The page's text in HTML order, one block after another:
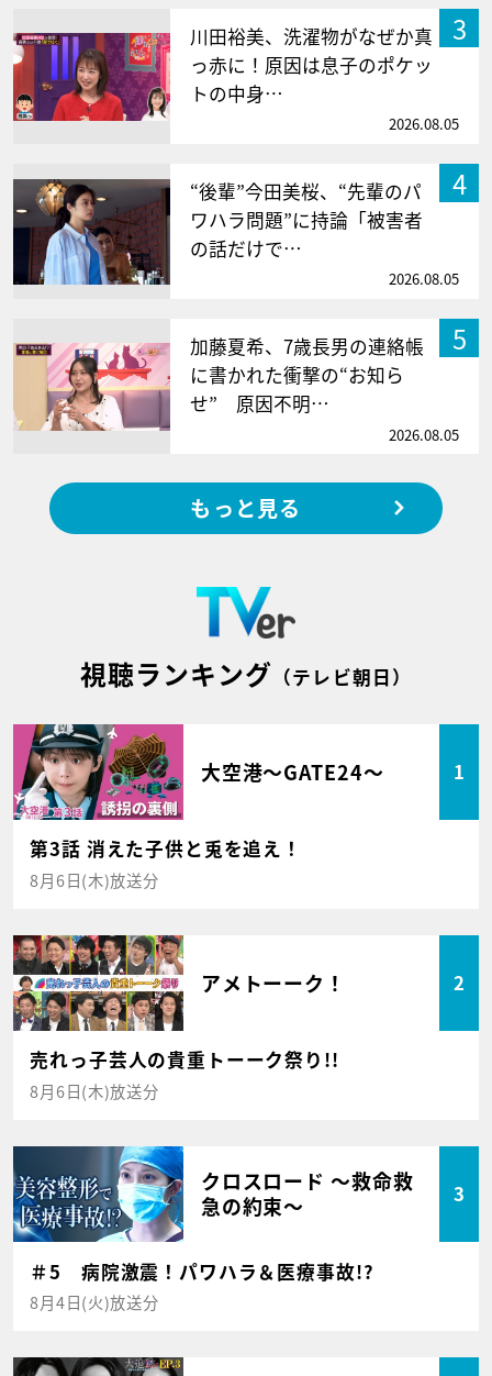
3
川田裕美、洗濯物がなぜか真
っ赤に！原因は息子のポケッ
トの中身…
2026.08.05
4
“後輩”今田美桜、“先輩のパ
ワハラ問題”に持論「被害者
の話だけで…
2026.08.05
5
加藤夏希、7歳長男の連絡帳
に書かれた衝撃の“お知ら
せ” 原因不明…
2026.08.05
もっと見る
視聴ランキング （テレビ朝日）
大空港～GATE24～ 1
第3話 消えた子供と兎を追え！
8月6日(木)放送分
アメトーーク！ 2
売れっ子芸人の貴重トーーク祭り!!
8月6日(木)放送分
クロスロード ～救命救
急の約束～
3
＃5 病院激震！パワハラ＆医療事故!?
8月4日(火)放送分